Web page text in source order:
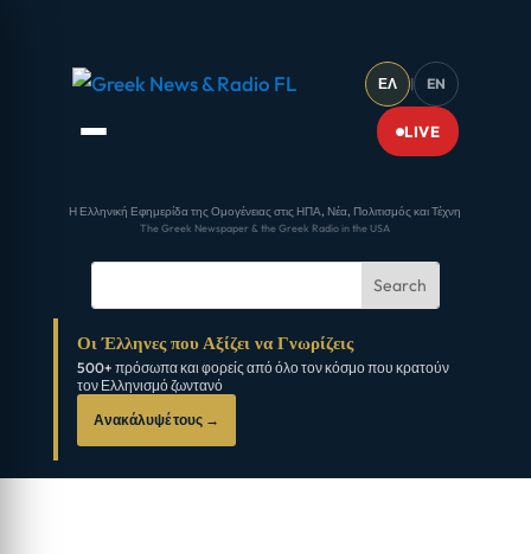
ΕΛ | EN
LIVE
Η Ελληνική Εφημερίδα της Ομογένειας στις ΗΠΑ, Νέα, Πολιτισμός και Τέχνη
The Greek Newspaper & the Greek Radio in the USA
Οι Έλληνες που Αξίζει να Γνωρίζεις
500+ πρόσωπα και φορείς από όλο τον κόσμο που κρατούν
τον Ελληνισμό ζωντανό
Ανακάλυψέ τους →